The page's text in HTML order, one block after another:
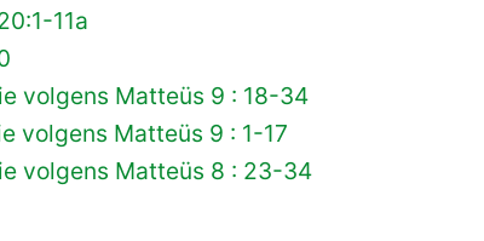
11a
volgens Matteüs 9 : 18-34
volgens Matteüs 9 : 1-17
volgens Matteüs 8 : 23-34